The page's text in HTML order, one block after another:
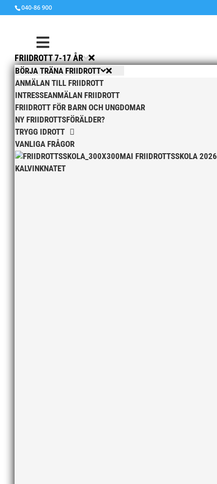
040-86 900
FRIIDROTT 7-17 ÅR
BÖRJA TRÄNA FRIIDROTT
ANMÄLAN TILL FRIIDROTT
INTRESSEANMÄLAN FRIIDROTT
FRIIDROTT FÖR BARN OCH UNGDOMAR
NY FRIIDROTTSFÖRÄLDER?
TRYGG IDROTT
VANLIGA FRÅGOR
MAI FRIIDROTTSSKOLA 2026
KALVINKNATET